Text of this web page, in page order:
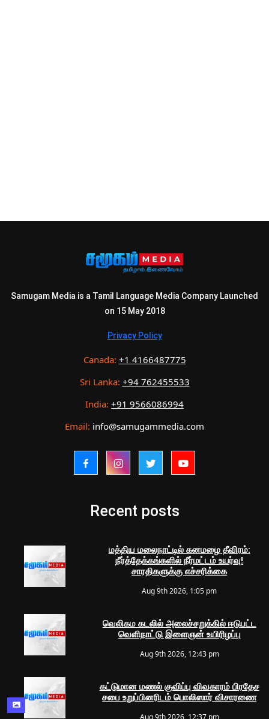
Samugam Media is a Tamil Language Media Company Launched
on 15 May 2018
Privacy Policy
Canada: +1 4166487775
Sri Lanka: +94 762455533
India: +91 9566086994
Email: info@samugammedia.com
Recent posts
மத்திய மலைநாட்டில் கனமழை தீவிரம்:
நீர்த்தேக்கங்களில் நீர்மட்டம் உயர்வு!
சாரதிகளுக்கு எச்சரிக்கை
Aug 9th 2026, 1:05 pm
வெலிகம கடலில் அலைச்சறுக்கில் ஈடுபட்ட
வெளிநாட்டு இளைஞன் உயிரிழப்பு
Aug 9th 2026, 12:43 pm
கட்டுமான மணல் குவிப்பு விவகாரம் பிரதேச
சபை உறுப்பினரிடம் பொலிஸார் விசாரணை
Aug 9th 2026, 12:37 pm